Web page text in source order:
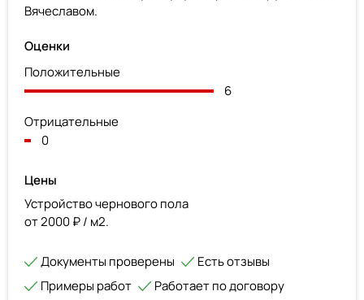
Вячеславом.
Оценки
Положительные
6
Отрицательные
0
Цены
Устройство чернового пола
от 2000 ₽ / м2.
Документы проверены
Есть отзывы
Примеры работ
Работает по договору